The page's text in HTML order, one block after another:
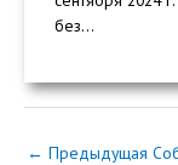
без...
← Предыдущая